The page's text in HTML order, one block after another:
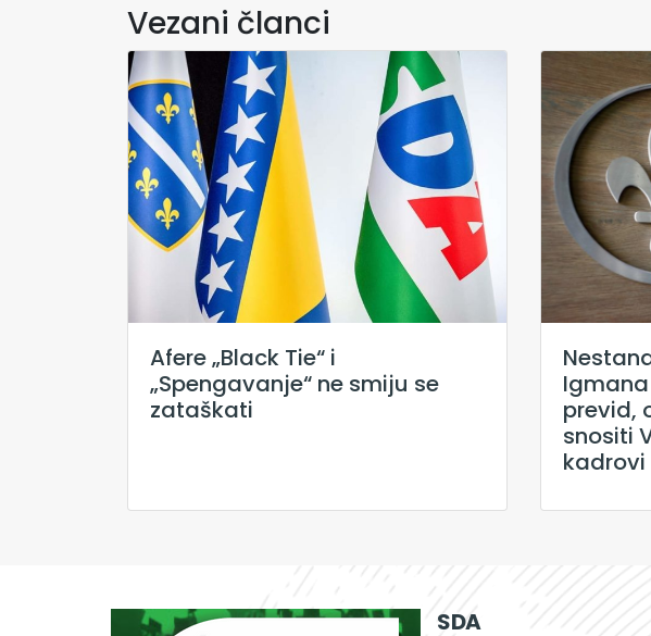
Vezani članci
Afere „Black Tie“ i
„Spengavanje“ ne smiju se
zataškati
previd,
snositi
kadrovi
SDA